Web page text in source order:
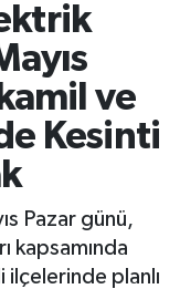
ve
Kesinti
Pazar günü,
kapsamında
ilçelerinde planlı